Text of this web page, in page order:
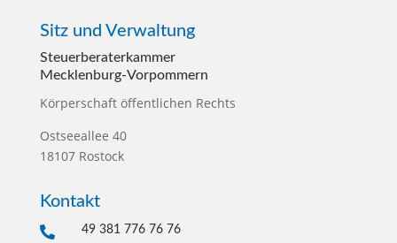
Sitz und Verwaltung
Steuerberater­kammer
Mecklenburg-Vorpommern
Körperschaft öffentlichen Rechts
Ostseeallee 40
18107 Rostock
Kontakt
 49 381 776 76 76